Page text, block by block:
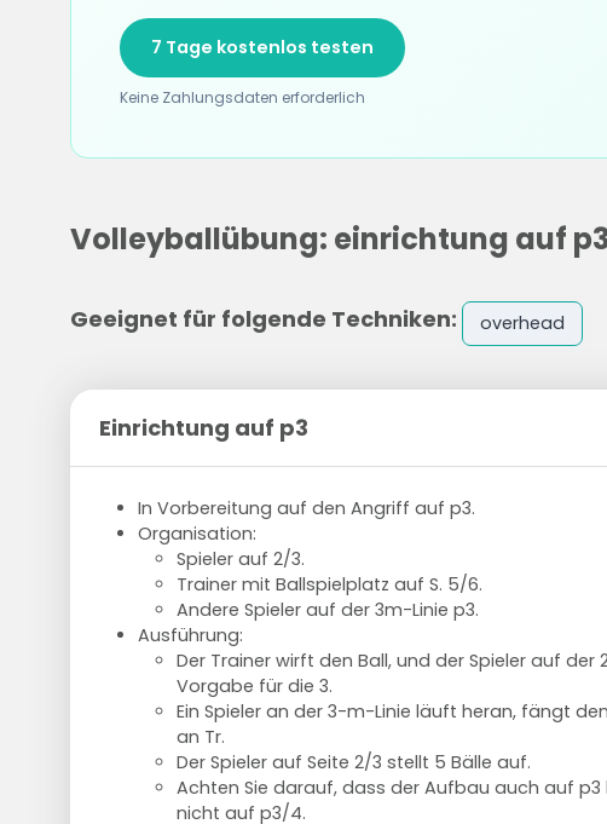
7 Tage kostenlos testen
Keine Zahlungsdaten erforderlich
Volleyballübung: einrichtung auf p3
Geeignet für folgende Techniken: overhead
Einrichtung auf p3
In Vorbereitung auf den Angriff auf p3.
Organisation:
Spieler auf 2/3.
Trainer mit Ballspielplatz auf S. 5/6.
Andere Spieler auf der 3m-Linie p3.
Ausführung:
Der Trainer wirft den Ball, und der Spieler auf der
Vorgabe für die 3.
Ein Spieler an der 3-m-Linie läuft heran, fängt
an Tr.
Der Spieler auf Seite 2/3 stellt 5 Bälle auf.
Achten Sie darauf, dass der Aufbau auch auf p3
nicht auf p3/4.